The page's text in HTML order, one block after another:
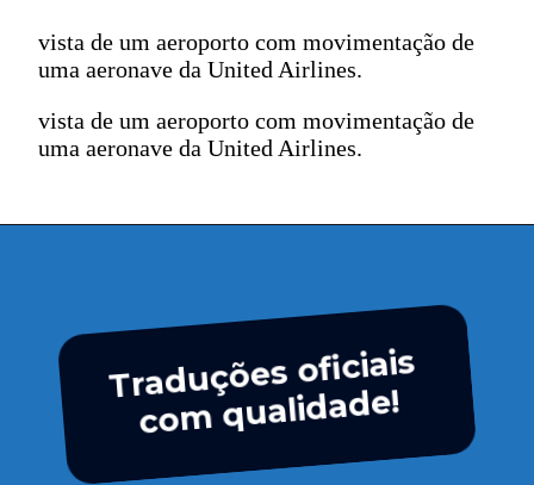
vista de um aeroporto com movimentação de
uma aeronave da United Airlines.
vista de um aeroporto com movimentação de
uma aeronave da United Airlines.
Traduções oficiais
com qualidade!